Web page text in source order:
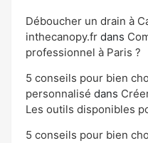
Déboucher un drain à
inthecanopy.fr dans
professionnel à Paris ?
5 conseils pour bien
personnalisé dans
Les outils disponibles
5 conseils pour bien